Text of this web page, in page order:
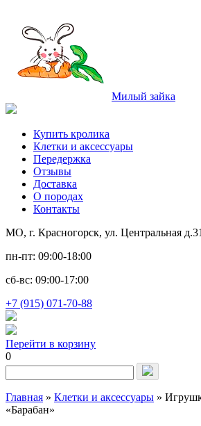
Милый зайка
Купить кролика
Клетки и аксессуары
Передержка
Отзывы
Доставка
О породах
Контакты
МО, г. Красногорск, ул. Центральная д.31
пн-пт: 09:00-18:00
сб-вс: 09:00-17:00
+7 (915) 071-70-88
Перейти в корзину
0
Запрос
для
поиска:
Главная » Клетки и аксессуары »
«Барабан»